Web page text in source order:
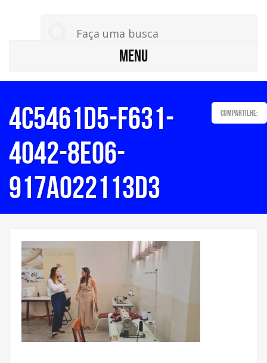
MENU
4c5461d5-f631-
4042-8e06-
917a022113d3
Compartilhe: